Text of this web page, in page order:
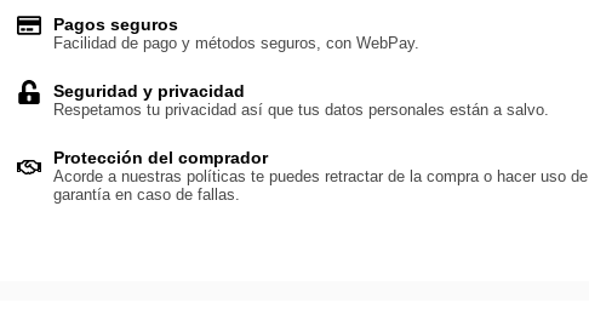
Pagos seguros
Facilidad de pago y métodos seguros, con WebPay.
Seguridad y privacidad
Respetamos tu privacidad así que tus datos personales están a salvo.
Protección del comprador
Acorde a nuestras políticas te puedes retractar de la compra o hacer uso de
garantía en caso de fallas.